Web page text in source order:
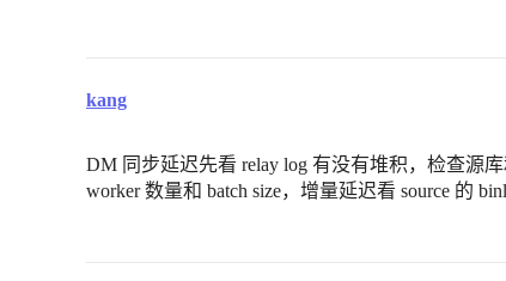
kang
DM 同步延迟先看 relay log 有没有堆积，检查源
worker 数量和 batch size，增量延迟看 source 的